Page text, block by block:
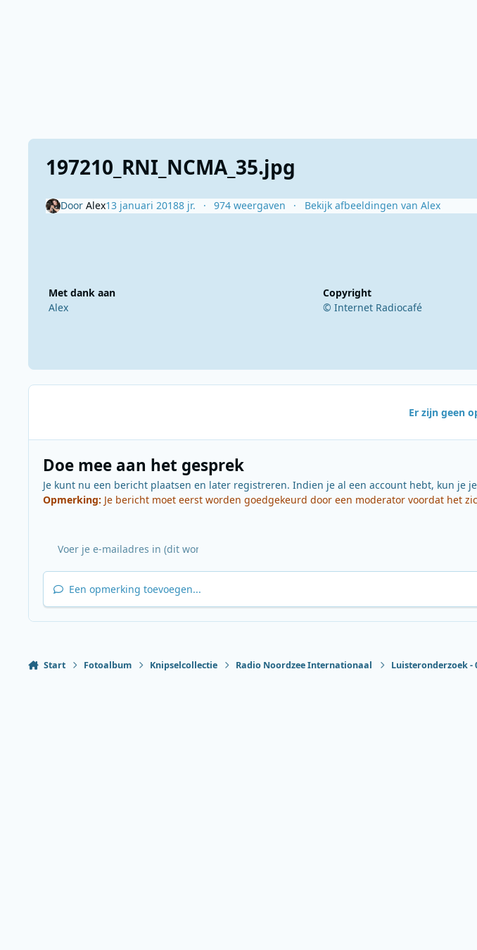
197210_RNI_NCMA_35.jpg
Door Alex13 januari 20188 jr. 974 weergaven Bekijk afbeeldingen van Alex
Met dank aan
Alex
Copyright
© Internet Radiocafé
Er zijn geen
Doe mee aan het gesprek
Je kunt nu een bericht plaatsen en later registreren. Indien je al een account hebt, kun je
Opmerking: Je bericht moet eerst worden goedgekeurd door een moderator voordat het
Een opmerking toevoegen...
Start Fotoalbum Knipselcollectie Radio Noordzee Internationaal Luisteronderzoek -